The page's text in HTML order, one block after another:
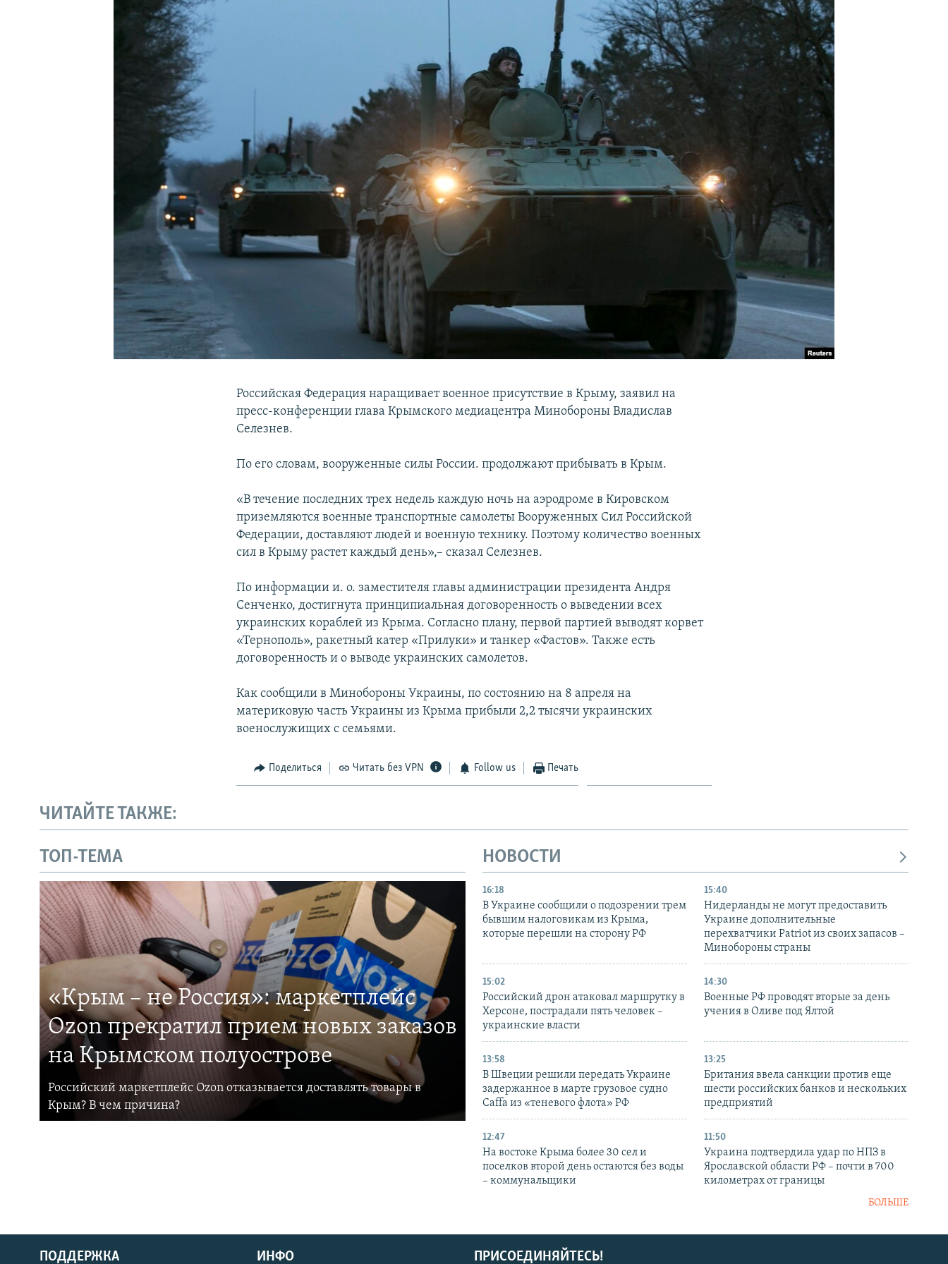
УКРАИНСКАЯ ПРОБЛЕМА КРЫМА
Российская Федерация наращивает военное присутствие в Крыму, заявил на
пресс-конференции глава Крымского медиацентра Минобороны Владислав
Селезнев.
По его словам, вооруженные силы России. продолжают прибывать в Крым.
«В течение последних трех недель каждую ночь на аэродроме в Кировском
приземляются военные транспортные самолеты Вооруженных Сил Российской
Федерации, доставляют людей и военную технику. Поэтому количество военных
сил в Крыму растет каждый день»,– сказал Селезнев.
По информации и. о. заместителя главы администрации президента Андря
Сенченко, достигнута принципиальная договоренность о выведении всех
украинских кораблей из Крыма. Согласно плану, первой партией выводят корвет
«Тернополь», ракетный катер «Прилуки» и танкер «Фастов». Также есть
договоренность и о выводе украинских самолетов.
Как сообщили в Минобороны Украины, по состоянию на 8 апреля на
материковую часть Украины из Крыма прибыли 2,2 тысячи украинских
военослужищих с семьями.
Поделиться Читать без VPN Follow us Печать
ЧИТАЙТЕ ТАКЖЕ:
ТОП-ТЕМА
«Крым – не Россия»: маркетплейс
Ozon прекратил прием новых заказов
на Крымском полуострове
Российский маркетплейс Ozon отказывается доставлять товары в
Крым? В чем причина?
НОВОСТИ
16:18
В Украине сообщили о подозрении трем
бывшим налоговикам из Крыма,
которые перешли на сторону РФ
15:40
Нидерланды не могут предоставить
Украине дополнительные
перехватчики Patriot из своих запасов –
Минобороны страны
15:02
Российский дрон атаковал маршрутку в
Херсоне, пострадали пять человек –
украинские власти
14:30
Военные РФ проводят вторые за день
учения в Оливе под Ялтой
13:58
В Швеции решили передать Украине
задержанное в марте грузовое судно
Caffa из «теневого флота» РФ
13:25
Британия ввела санкции против еще
шести российских банков и нескольких
предприятий
12:47
На востоке Крыма более 30 сел и
поселков второй день остаются без воды
– коммунальщики
11:50
Украина подтвердила удар по НПЗ в
Ярославской области РФ – почти в 700
километрах от границы
БОЛЬШЕ
ПРИСОЕДИНЯЙТЕСЬ!
ПОДДЕРЖКА ИНФО